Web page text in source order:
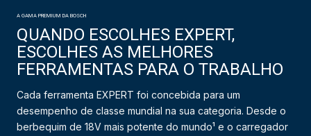
A GAMA PREMIUM DA BOSCH
QUANDO ESCOLHES EXPERT,
ESCOLHES AS MELHORES
FERRAMENTAS PARA O TRABALHO
Cada ferramenta EXPERT foi concebida para um
desempenho de classe mundial na sua categoria. Desde o
berbequim de 18V mais potente do mundo¹ e o carregador